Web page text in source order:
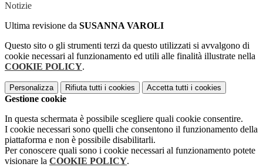
Notizie
Ultima revisione da SUSANNA VAROLI
Questo sito o gli strumenti terzi da questo utilizzati si avvalgono di
cookie necessari al funzionamento ed utili alle finalità illustrate nella
COOKIE POLICY.
Personalizza Rifiuta tutti i cookies Accetta tutti i cookies
Gestione cookie
In questa schermata è possibile scegliere quali cookie consentire.
I cookie necessari sono quelli che consentono il funzionamento della
piattaforma e non è possibile disabilitarli.
Per conoscere quali sono i cookie necessari al funzionamento potete
visionare la COOKIE POLICY.